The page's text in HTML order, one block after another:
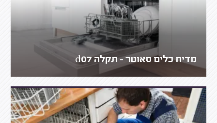
מדיח כלים סאוטר - תקלה d07